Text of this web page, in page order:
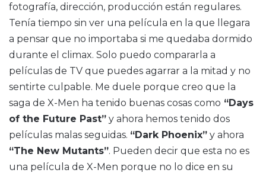
fotografía, dirección, producción están regulares.
Tenía tiempo sin ver una película en la que llegara
a pensar que no importaba si me quedaba dormido
durante el climax. Solo puedo compararla a
películas de TV que puedes agarrar a la mitad y no
sentirte culpable. Me duele porque creo que la
saga de X-Men ha tenido buenas cosas como “Days
of the Future Past” y ahora hemos tenido dos
películas malas seguidas. “Dark Phoenix” y ahora
“The New Mutants”. Pueden decir que esta no es
una película de X-Men porque no lo dice en su